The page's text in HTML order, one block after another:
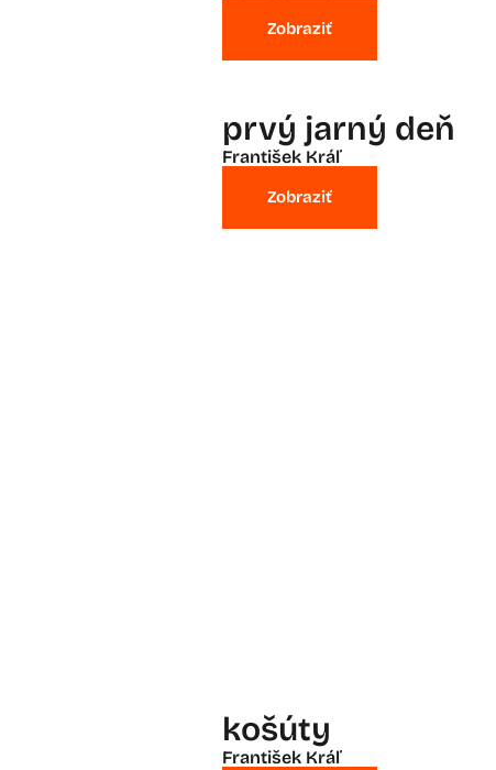
Zobraziť
prvý jarný deň
František Kráľ
Zobraziť
košúty
František Kráľ